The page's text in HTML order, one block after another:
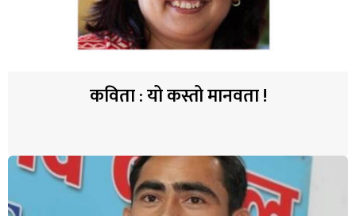
कविता : यो कस्तो मानवता !